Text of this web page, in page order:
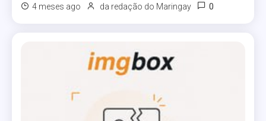
4 meses ago da redação do Maringay 0